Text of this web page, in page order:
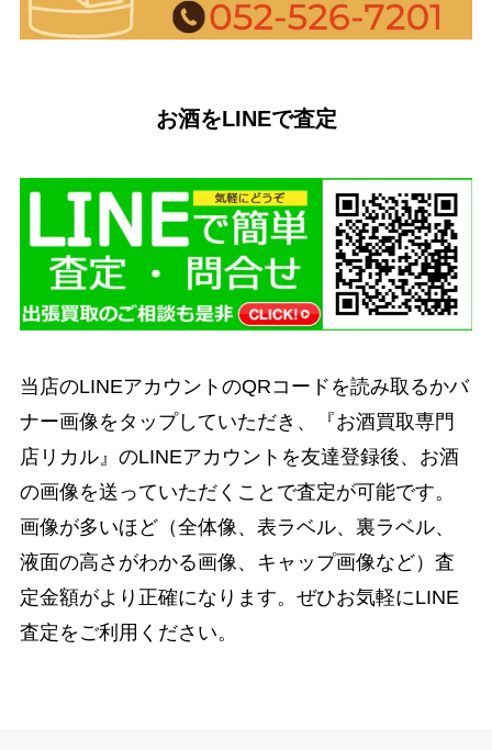
お酒をLINEで査定
当店のLINEアカウントのQRコードを読み取るかバ
ナー画像をタップしていただき、『お酒買取専門
店リカル』のLINEアカウントを友達登録後、お酒
の画像を送っていただくことで査定が可能です。
画像が多いほど（全体像、表ラベル、裏ラベル、
液面の高さがわかる画像、キャップ画像など）査
定金額がより正確になります。ぜひお気軽にLINE
査定をご利用ください。